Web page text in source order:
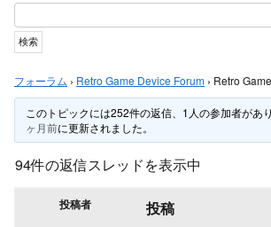
フォーラム › Retro Game Device Forum › Retro
このトピックには252件の返信、1人の参加者があ
ヶ月前に更新されました。
94件の返信スレッドを表示中
投稿者 投稿